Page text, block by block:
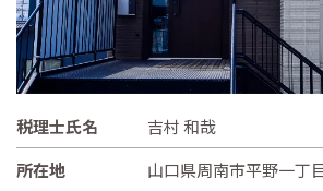
税理士氏名
吉村 和哉
所在地
山口県周南市平野一丁